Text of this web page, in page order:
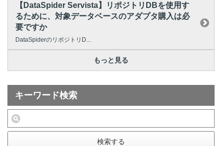
【DataSpider Servista】リポジトリDBを使用す
るために、対象データベースのアダプタ購入は必
要ですか
DataSpiderのリポジトリD...
もっと見る
キーワード検索
検索する